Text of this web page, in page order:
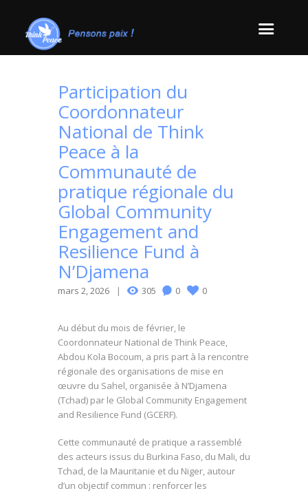
Participation du
Coordonnateur
National de Think
Peace à la
Communauté de
pratique régionale du
Global Community
Engagement and
Resilience Fund à
N’Djamena
mars 2, 2026 305 0 0
Au début du mois de février, le
Coordonnateur National de Think Peace,
Abdou Kola Bocoum, a pris part à la rencontre
régionale des organisations de mise en
œuvre du Sahel, organisée à N’Djamena
(Tchad) par le Global Community Engagement
and Resilience Fund (GCERF).
Cette communauté de pratique a rassemblé
des acteurs issus du Burkina Faso, du Mali, du
Tchad, de la Mauritanie et du Niger, autour
d’un objectif commun : renforcer les